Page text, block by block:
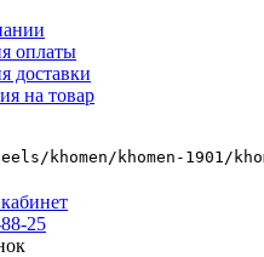
оплаты
доставки
на товар
khomen/khomen-1901/
25